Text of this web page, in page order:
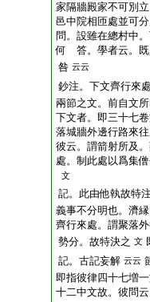
家隔牆殿家不可別
邑中院相匝處並可
問。設雖在總村中
何 答。學者云。既
咎 云云
鈔注。下文齊行來
兩節之文。前自文
下文者。即三十七
落城牆外邊行路來
彼云。謂箭射所及
處。制此處以爲集
文
記。此由他執故特
義事不分明也。濟
齊行來處。謂聚落
勢分。故特決之 文
記。古記妄解 云云
即指彼律四十七増
十二中文故。彼問